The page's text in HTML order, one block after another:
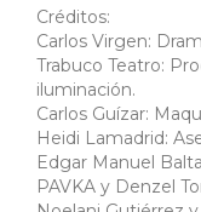
Créditos:
Carlos Virgen:
Trabuco Teatro:
iluminación.
Carlos Guízar:
Heidi Lamadrid:
Edgar Manuel
PAVKA y Denzel